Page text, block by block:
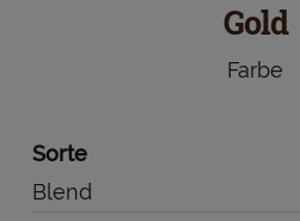
Gold
Farbe
Sorte
Blend